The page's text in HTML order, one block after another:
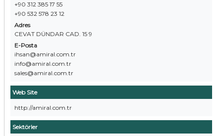
+90 312 385 17 55
+90 532 578 23 12
Adres
CEVAT DÜNDAR CAD. 15 9
E-Posta
ihsan@amiral.com.tr
info@amiral.com.tr
sales@amiral.com.tr
Web Site
http://amiral.com.tr
Sektörler